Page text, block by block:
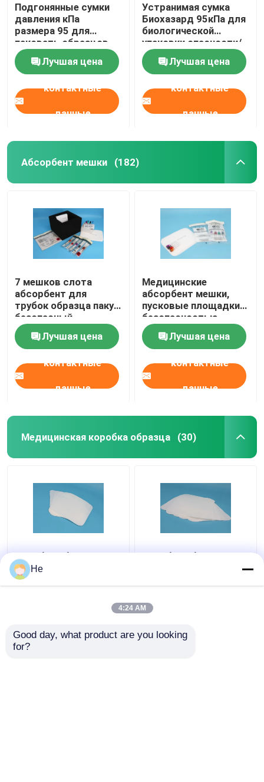
Подгонянные сумки
давления кПа
размера 95 для
паковать образцов
воздушного
транспортаЛучшая цена
контактные
данные
Устранимая сумка
Биохазард 95кПа для
биологической
упаковки опасности/
заразного образца
Лучшая цена
контактные
данные
Абсорбент мешки (182)
7 мешков слота
абсорбент для
трубок образца пакуя
безопасный
воздушный
транспортЛучшая цена
контактные
данные
Медицинские
абсорбент мешки,
пусковые площадки
безопасностью
абсорбент для
предохранения от
транспорта
Лучшая цена
контактные
данные
Медицинская коробка образца (30)
Коробка образца
губки АИ650®
медицинская для
контактные
Коробки образца
особенный
упаковывая для
транспортаконтактные
He
4:24 AM
Good day, what product are you looking
for?